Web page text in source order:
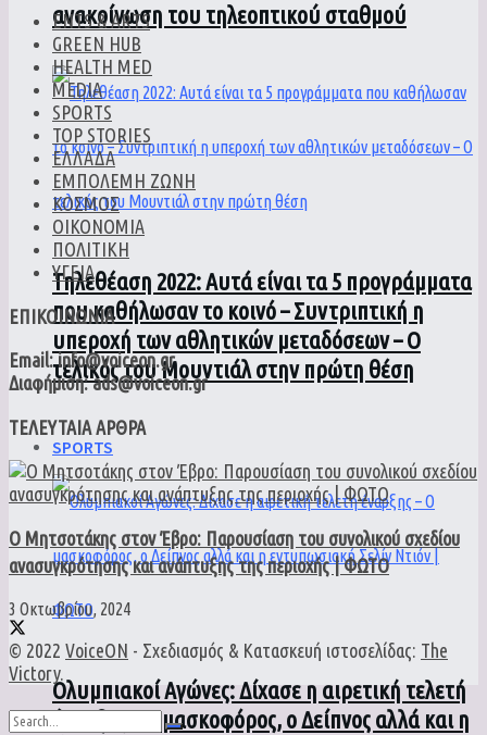
ανακοίνωση του τηλεοπτικού σταθμού
Τηλεθέαση 2022: Αυτά είναι τα 5 προγράμματα
που καθήλωσαν το κοινό – Συντριπτική η
υπεροχή των αθλητικών μεταδόσεων – Ο
τελικός του Μουντιάλ στην πρώτη θέση
SPORTS
Ολυμπιακοί Αγώνες: Δίχασε η αιρετική τελετή
έναρξης – Ο μασκοφόρος, ο Δείπνος αλλά και η
ENTS & ARTS
GREEN HUB
HEALTH MED
MEDIA
SPORTS
TOP STORIES
ΕΛΛΑΔΑ
ΕΜΠΟΛΕΜΗ ΖΩΝΗ
ΚΟΣΜΟΣ
ΟΙΚΟΝΟΜΙΑ
ΠΟΛΙΤΙΚΗ
ΥΓΕΙΑ
ΕΠΙΚΟΙΝΩΝΙΑ
Email: info@voiceon.gr
Διαφήμιση: ads@voiceon.gr
ΤΕΛΕΥΤΑΙΑ ΑΡΘΡΑ
Ο Μητσοτάκης στον Έβρο: Παρουσίαση του συνολικού σχεδίου
ανασυγκρότησης και ανάπτυξης της περιοχής | ΦΩΤΟ
3 Οκτωβρίου, 2024
© 2022 VoiceON - Σχεδιασμός & Κατασκευή ιστοσελίδας: The
Victory.